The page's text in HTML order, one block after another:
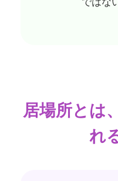
ではな
居場所とは
れ